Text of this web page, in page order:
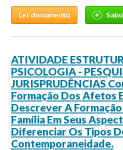
Ler documento
ATIVIDADE
PSICOLOGIA -
JURISPRUDÊNCIAS
Formação Dos Afetos
Descrever A Formação
Família Em Seus
Diferenciar Os Tipos
Contemporaneidade.